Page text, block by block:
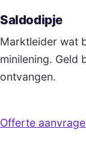
Saldodipje
Marktleider wat
minilening. Geld
ontvangen.
Offerte